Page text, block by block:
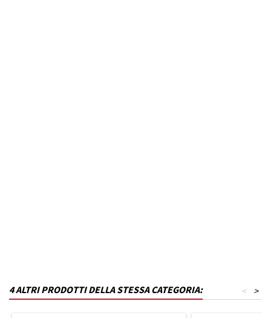
4 ALTRI PRODOTTI DELLA STESSA CATEGORIA: >
<